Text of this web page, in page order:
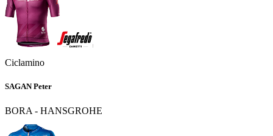
Ciclamino
SAGAN Peter
BORA - HANSGROHE